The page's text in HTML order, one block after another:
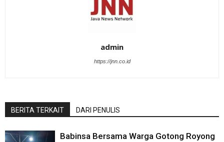
admin
https://jnn.co.id
BERITA TERKAIT DARI PENULIS
Babinsa Bersama Warga Gotong Royong